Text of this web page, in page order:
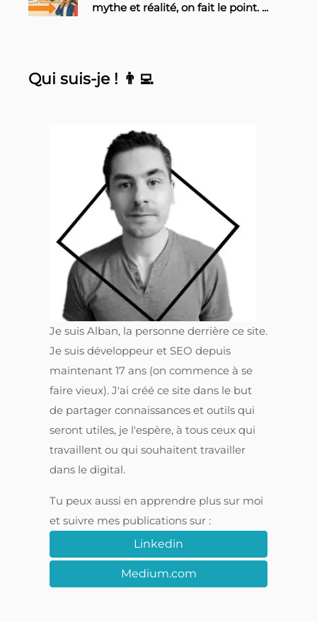
mythe et réalité, on fait le point. ...
Qui suis-je ! 👨‍💻
Je suis Alban, la personne derrière ce site.
Je suis développeur et SEO depuis
maintenant 17 ans (on commence à se
faire vieux). J'ai créé ce site dans le but
de partager connaissances et outils qui
seront utiles, je l'espère, à tous ceux qui
travaillent ou qui souhaitent travailler
dans le digital.
Tu peux aussi en apprendre plus sur moi
et suivre mes publications sur :
Linkedin
Medium.com